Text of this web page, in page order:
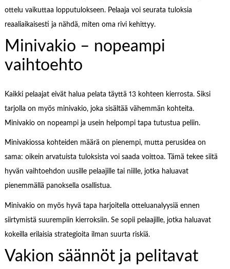
ottelu vaikuttaa lopputulokseen. Pelaaja voi seurata tuloksia
reaaliaikaisesti ja nähdä, miten oma rivi kehittyy.
Minivakio – nopeampi
vaihtoehto
Kaikki pelaajat eivät halua pelata täyttä 13 kohteen kierrosta. Siksi
tarjolla on myös minivakio, joka sisältää vähemmän kohteita.
Minivakio on nopeampi ja usein helpompi tapa tutustua peliin.
Minivakiossa kohteiden määrä on pienempi, mutta perusidea on
sama: oikein arvatuista tuloksista voi saada voittoa. Tämä tekee siitä
hyvän vaihtoehdon uusille pelaajille tai niille, jotka haluavat
pienemmällä panoksella osallistua.
Minivakio on myös hyvä tapa harjoitella otteluanalyysiä ennen
siirtymistä suurempiin kierroksiin. Se sopii pelaajille, jotka haluavat
kokeilla erilaisia strategioita ilman suurta riskiä.
Vakion säännöt ja pelitavat